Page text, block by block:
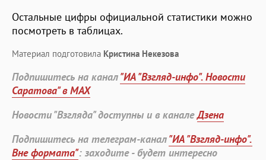
Остальные цифры официальной статистики можно
посмотреть в таблицах.
Материал подготовила Кристина Некезова
Подпишитесь на канал"ИА "Взгляд-инфо". Новости
Саратова" в MAX
Новости "Взгляда" доступны и в каналеДзена
Подпишитесь на телеграм-канал"ИА "Взгляд-инфо".
Вне формата": заходите - будет интересно